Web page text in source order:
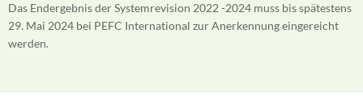
Das Endergebnis der Systemrevision 2022 -2024 muss bis spätestens
29. Mai 2024 bei PEFC International zur Anerkennung eingereicht
werden.